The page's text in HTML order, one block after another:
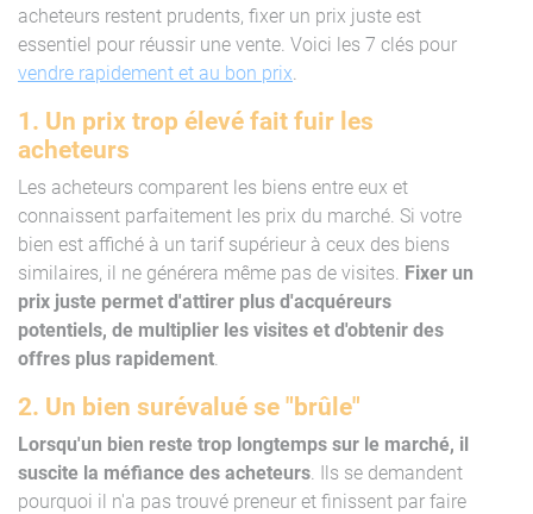
acheteurs restent prudents, fixer un prix juste est
essentiel pour réussir une vente. Voici les 7 clés pour
vendre rapidement et au bon prix.
1. Un prix trop élevé fait fuir les
acheteurs
Les acheteurs comparent les biens entre eux et
connaissent parfaitement les prix du marché. Si votre
bien est affiché à un tarif supérieur à ceux des biens
similaires, il ne générera même pas de visites. Fixer un
prix juste permet d'attirer plus d'acquéreurs
potentiels, de multiplier les visites et d'obtenir des
offres plus rapidement.
2. Un bien surévalué se "brûle"
Lorsqu'un bien reste trop longtemps sur le marché, il
suscite la méfiance des acheteurs. Ils se demandent
pourquoi il n'a pas trouvé preneur et finissent par faire